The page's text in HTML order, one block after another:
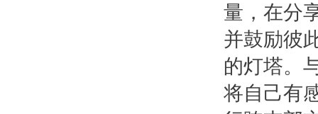
量，在分
并鼓励彼
的灯塔。
将自己有